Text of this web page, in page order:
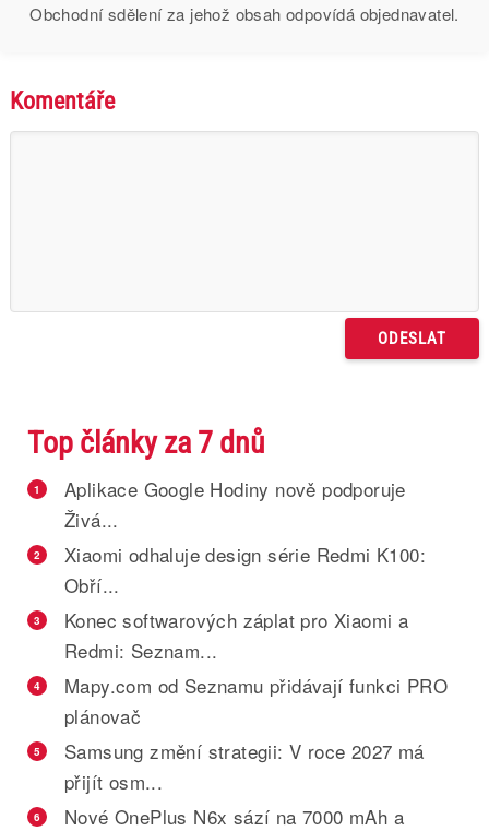
Obchodní sdělení za jehož obsah odpovídá objednavatel.
Komentáře
Top články za 7 dnů
1
Aplikace Google Hodiny nově podporuje
Živá...
2
Xiaomi odhaluje design série Redmi K100:
Obří...
3
Konec softwarových záplat pro Xiaomi a
Redmi: Seznam...
4
Mapy.com od Seznamu přidávají funkci PRO
plánovač
5
Samsung změní strategii: V roce 2027 má
přijít osm...
6
Nové OnePlus N6x sází na 7000 mAh a